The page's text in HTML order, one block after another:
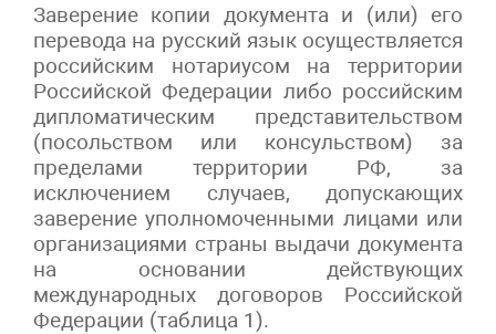
Заверение копии документа и (или) его
перевода на русский язык осуществляется
российским нотариусом на территории
Российской Федерации либо российским
дипломатическим представительством
(посольством или консульством) за
пределами территории РФ, за
исключением случаев, допускающих
заверение уполномоченными лицами или
организациями страны выдачи документа
на основании действующих
международных договоров Российской
Федерации (таблица 1).